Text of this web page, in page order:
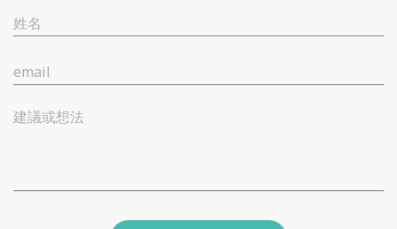
姓名
email
建議或想法